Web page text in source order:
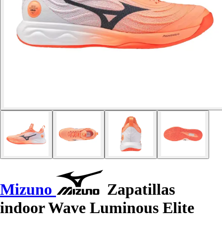
Mizuno
Zapatillas
indoor Wave Luminous Elite